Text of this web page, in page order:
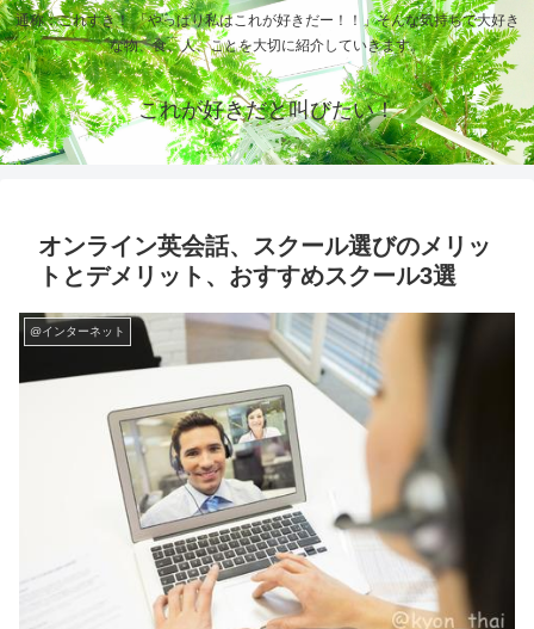
通称：これすき！ 「やっぱり私はこれが好きだー！！」そんな気持ちで大好き
な物、食、人、ことを大切に紹介していきます。
これが好きだと叫びたい！
オンライン英会話、スクール選びのメリッ
トとデメリット、おすすめスクール3選
@インターネット